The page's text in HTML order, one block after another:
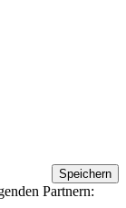
Speichern
Partnern: